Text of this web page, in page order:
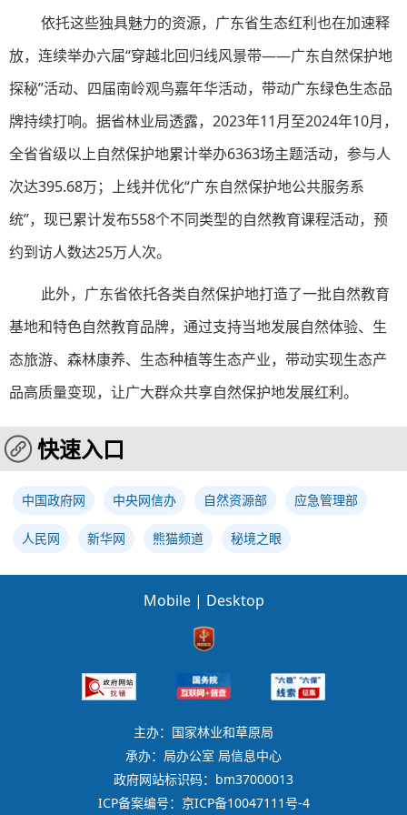
依托这些独具魅力的资源，广东省生态红利也在加速释
放，连续举办六届“穿越北回归线风景带——广东自然保护地
探秘”活动、四届南岭观鸟嘉年华活动，带动广东绿色生态品
牌持续打响。据省林业局透露，2023年11月至2024年10月，
全省省级以上自然保护地累计举办6363场主题活动，参与人
次达395.68万；上线并优化“广东自然保护地公共服务系
统”，现已累计发布558个不同类型的自然教育课程活动，预
约到访人数达25万人次。
此外，广东省依托各类自然保护地打造了一批自然教育
基地和特色自然教育品牌，通过支持当地发展自然体验、生
态旅游、森林康养、生态种植等生态产业，带动实现生态产
品高质量变现，让广大群众共享自然保护地发展红利。
快速入口
中国政府网 中央网信办 自然资源部 应急管理部
人民网 新华网 熊猫频道 秘境之眼
Mobile | Desktop
主办：国家林业和草原局
承办：局办公室 局信息中心
政府网站标识码：bm37000013
ICP备案编号：京ICP备10047111号-4